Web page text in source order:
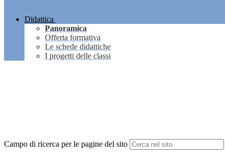
Didattica
Panoramica
Offerta formativa
Le schede didattiche
I progetti delle classi
Campo di ricerca per le pagine del sito